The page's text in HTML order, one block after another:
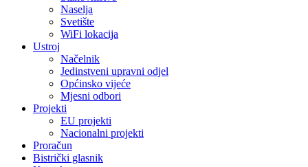
Naselja
Svetište
WiFi lokacija
Ustroj
Načelnik
Jedinstveni upravni odjel
Općinsko vijeće
Mjesni odbori
Projekti
EU projekti
Nacionalni projekti
Proračun
Bistrički glasnik